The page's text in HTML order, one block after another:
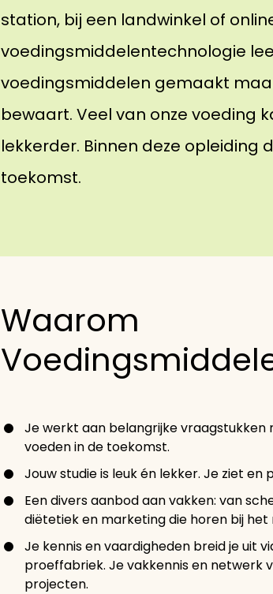
station, bij een landwinkel of
voedingsmiddelentechnologie
voedingsmiddelen gemaakt
bewaart. Veel van onze voeding
lekkerder. Binnen deze opleiding
toekomst.
Waarom
Je werkt aan belangrijke vraagstukken
voeden in de toekomst.
Jouw studie is leuk én lekker. Je ziet
Een divers aanbod aan vakken: van
diëtetiek en marketing die horen bij het
Je kennis en vaardigheden breid je uit
proeffabriek. Je vakkennis en netwerk
projecten.